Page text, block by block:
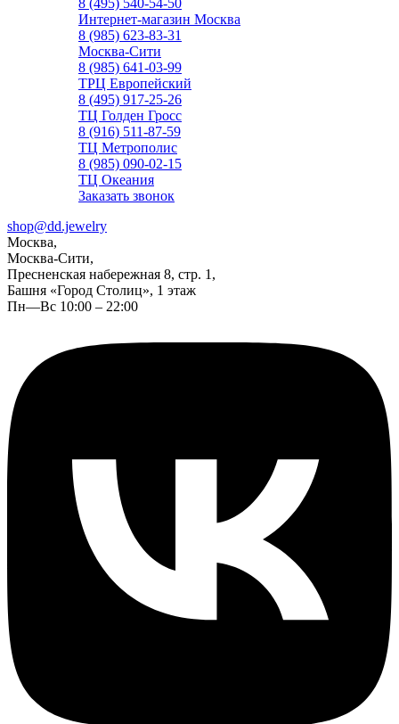
8 (495) 540-54-50
Интернет-магазин Москва
8 (985) 623-83-31
Москва-Сити
8 (985) 641-03-99
ТРЦ Европейский
8 (495) 917-25-26
ТЦ Голден Гросс
8 (916) 511-87-59
ТЦ Метрополис
8 (985) 090-02-15
ТЦ Океания
Заказать звонок
shop@dd.jewelry
Москва,
Москва-Сити,
Пресненская набережная 8, стр. 1,
Башня «Город Столиц», 1 этаж
Пн—Вс 10:00 – 22:00